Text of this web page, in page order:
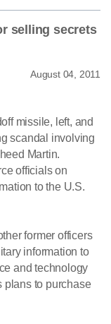
selling secrets
August 04, 2011
missile, left, and
scandal involving
Martin.
officials on
to the U.S.
former officers
information to
and technology
plans to purchase